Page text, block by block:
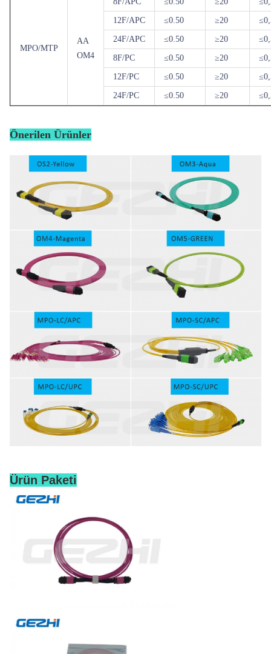
MPO/MTP
AA
OM4
12F/APC ≤0.50 ≥20 ≤
24F/APC ≤0.50 ≥20 ≤
8F/PC ≤0.50 ≥20 ≤
12F/PC ≤0.50 ≥20 ≤
24F/PC ≤0.50 ≥20 ≤
Önerilen Ürünler
Ürün Paketi